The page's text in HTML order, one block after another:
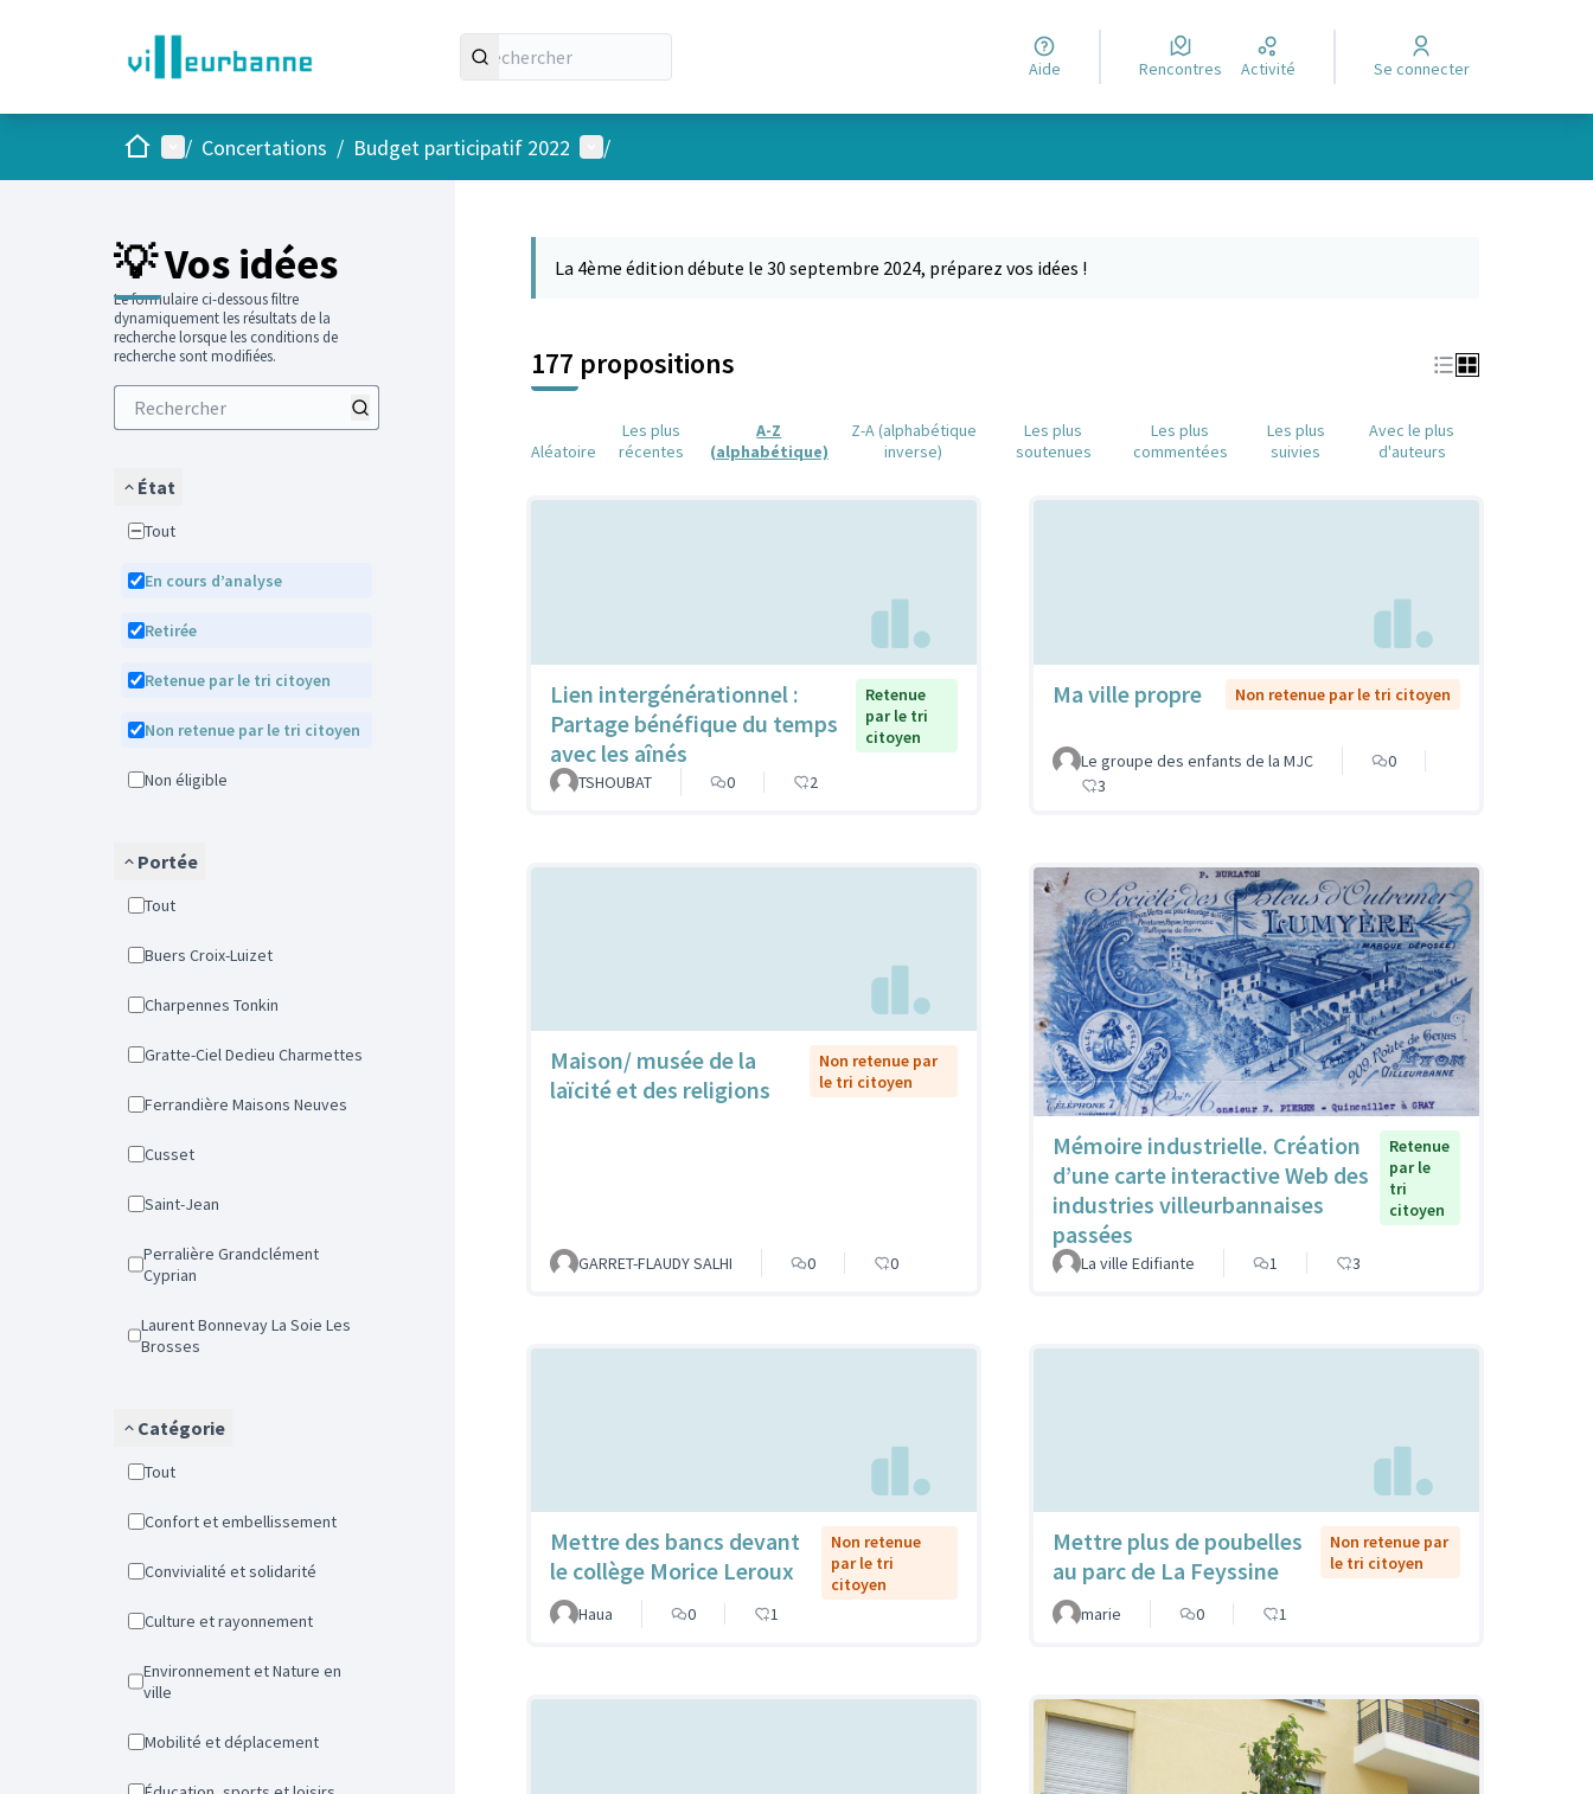
Aide Rencontres Activité Se connecter
AccueilMenu principal
/ Concertations / Budget participatif 2022 Menu utilisateur
/
💡 Vos idées
Le formulaire ci-dessous filtre
dynamiquement les résultats de la
recherche lorsque les conditions de
recherche sont modifiées.
État
Tout
En cours d’analyse
Retirée
Retenue par le tri citoyen
Non retenue par le tri citoyen
Non éligible
Portée
Tout
Buers Croix-Luizet
Charpennes Tonkin
Gratte-Ciel Dedieu Charmettes
Ferrandière Maisons Neuves
Cusset
Saint-Jean
Perralière Grandclément
Cyprian
Laurent Bonnevay La Soie Les
Brosses
Catégorie
Tout
Confort et embellissement
Convivialité et solidarité
Culture et rayonnement
Environnement et Nature en
ville
Mobilité et déplacement
La 4ème édition débute le 30 septembre 2024, préparez vos idées !
177 propositions
Aléatoire
Les plus
récentes
A-Z
(alphabétique)
Z-A (alphabétique
inverse)
Les plus
soutenues
Les plus
commentées
Les plus
suivies
Avec le plus
d'auteurs
Lien intergénérationnel :
Partage bénéfique du temps
avec les aînés
Retenue
par le tri
citoyen
TSHOUBAT 0 2
Ma ville propre Non retenue par le tri citoyen
Le groupe des enfants de la MJC
0
3
Maison/ musée de la
laïcité et des religions
Non retenue par
le tri citoyen
GARRET-FLAUDY SALHI 0 0
Mémoire industrielle. Création
d’une carte interactive Web des
industries villeurbannaises
passées
Retenue
par le
tri
citoyen
La ville Edifiante 1 3
Mettre des bancs devant
le collège Morice Leroux
Non retenue
par le tri
citoyen
Haua
0 1
Mettre plus de poubelles
au parc de La Feyssine
Non retenue par
le tri citoyen
marie 0 1